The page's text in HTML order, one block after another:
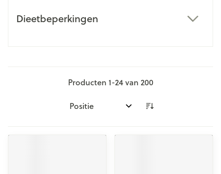
Dieetbeperkingen
Producten 1-24van 200
Sorteer op: